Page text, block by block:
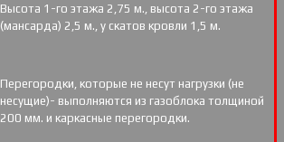
Высота 1-го этажа 2,75 м., высота 2-го этажа
(мансарда) 2,5 м., у скатов кровли 1,5 м.
Перегородки, которые не несут нагрузки (не
несущие)- выполняются из газоблока толщиной
200 мм. и каркасные перегородки.